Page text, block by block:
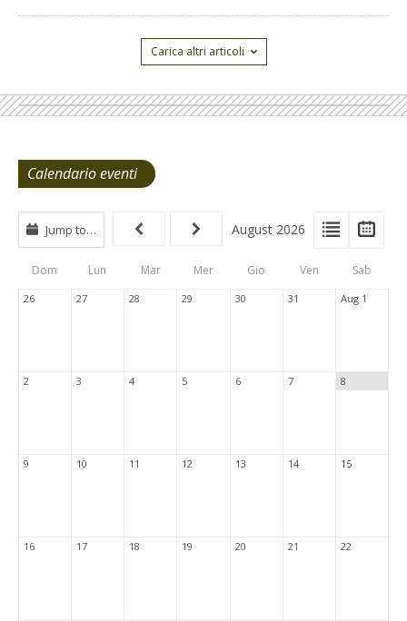
Carica altri articoli
Calendario eventi
View
Type
Tabs
View
List
Jump to… August 2026
Dom Lun Mar Mer Gio Ven Sab
26 27 28 29 30 31 Aug 1
2 3 4 5 6 7 8
9 10 11 12 13 14 15
16 17 18 19 20 21 22